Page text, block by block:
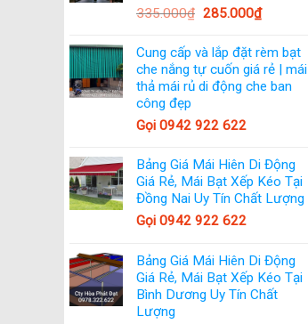
335.000₫ 285.000₫
Cung cấp và lắp đặt rèm bạt
che nắng tự cuốn giá rẻ | mái
thả mái rủ di động che ban
công đẹp
Gọi 0942 922 622
Bảng Giá Mái Hiên Di Động
Giá Rẻ, Mái Bạt Xếp Kéo Tại
Đồng Nai Uy Tín Chất Lượng
Gọi 0942 922 622
Bảng Giá Mái Hiên Di Động
Giá Rẻ, Mái Bạt Xếp Kéo Tại
Bình Dương Uy Tín Chất
Lượng